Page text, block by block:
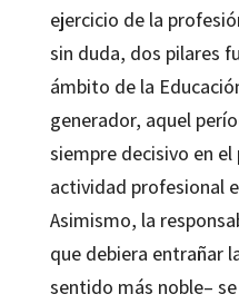
ejercicio de la
sin duda, dos pilares
ámbito de la
generador, aquel
siempre decisivo en
actividad profesional
Asimismo, la
que debiera entrañar
sentido más noble–